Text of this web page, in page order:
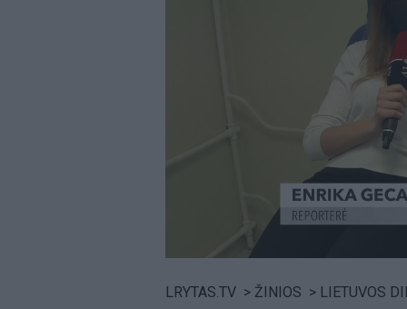
LRYTAS.TV > ŽINIOS > LIETUVOS